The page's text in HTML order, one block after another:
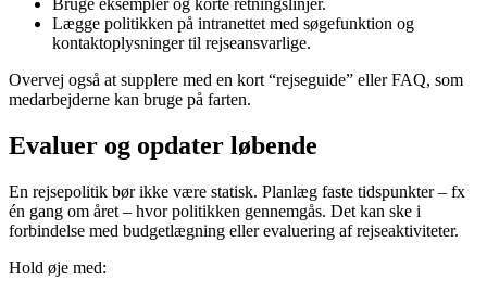
Bruge eksempler og korte retningslinjer.
Lægge politikken på intranettet med søgefunktion og
kontaktoplysninger til rejseansvarlige.
Overvej også at supplere med en kort “rejseguide” eller FAQ, som
medarbejderne kan bruge på farten.
Evaluer og opdater løbende
En rejsepolitik bør ikke være statisk. Planlæg faste tidspunkter – fx
én gang om året – hvor politikken gennemgås. Det kan ske i
forbindelse med budgetlægning eller evaluering af rejseaktiviteter.
Hold øje med: